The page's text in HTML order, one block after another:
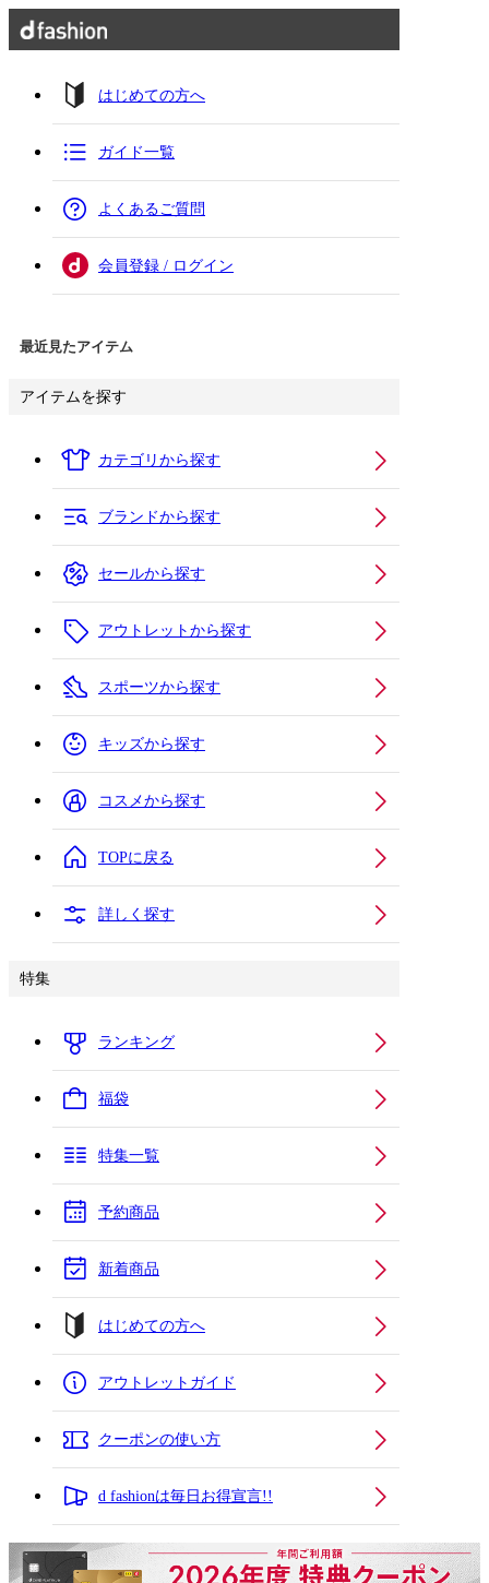
はじめての方へ
ガイド一覧
よくあるご質問
会員登録 / ログイン
最近見たアイテム
アイテムを探す
カテゴリから探す
ブランドから探す
セールから探す
アウトレットから探す
スポーツから探す
キッズから探す
コスメから探す
TOPに戻る
詳しく探す
特集
ランキング
福袋
特集一覧
予約商品
新着商品
はじめての方へ
アウトレットガイド
クーポンの使い方
d fashionは毎日お得宣言!!